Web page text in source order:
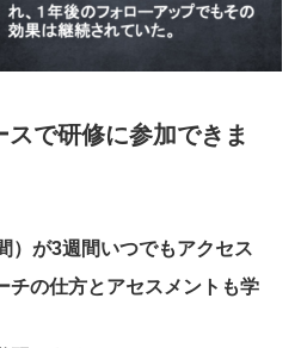
で研修に参加できま
）が3週間いつでもアクセス
チの仕方とアセスメントも学